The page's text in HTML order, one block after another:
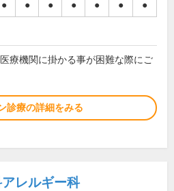
● ● ● ● ● ● ●
療機関に掛かる事が困難な際にご
診療の詳細をみる
レルギー科